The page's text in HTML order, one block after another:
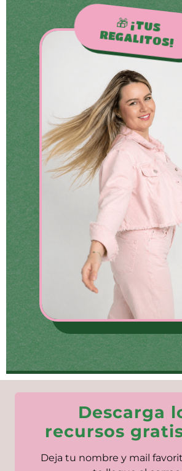
🎁
¡TUS
REGALITOS!
Descarga
recursos
Deja tu nombre y mail